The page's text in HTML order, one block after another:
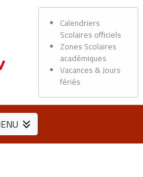
Calendriers
Scolaires officiels
Zones Scolaires
académiques
Vacances & Jours
fériés